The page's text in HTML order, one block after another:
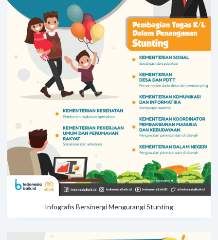
Infografis Bersinergi Mengurangi Stunting